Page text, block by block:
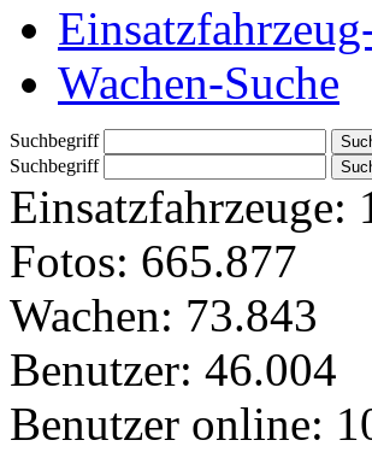
Wachen-Suche
Suchbegriff
Suchbegriff
Einsatzfahrzeuge:
Fotos: 665.877
Wachen: 73.843
Benutzer: 46.004
Benutzer online: